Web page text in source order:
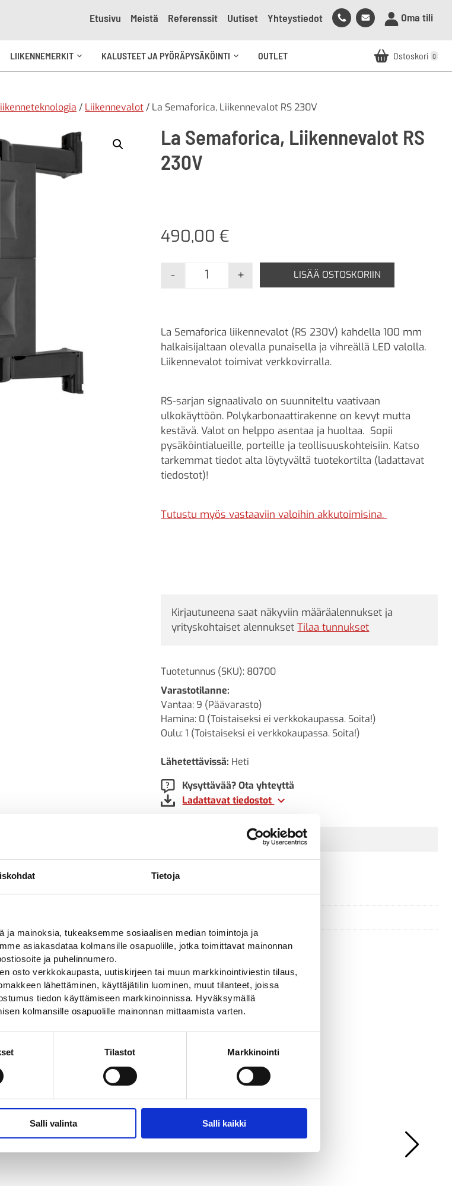
Tietoja
ja mainoksia, tukeaksemme sosiaalisen median toimintoja ja
asiakasdataa kolmansille osapuolille, jotka toimittavat mainonnan
ja puhelinnumero.
osto verkkokaupasta, uutiskirjeen tai muun markkinointiviestin tilaus,
lähettäminen, käyttäjätilin luominen, muut tilanteet, joissa
tiedon käyttämiseen markkinoinnissa. Hyväksymällä
kolmansille osapuolille mainonnan mittaamista varten.
Tilastot Markkinointi
Salli valinta Salli kaikki
Etusivu Meistä Referenssit Uutiset Yhteystiedot
Soita
meille
Lähetä
meille
Oma tili
LIIKENNEMERKIT
KALUSTEET JA PYÖRÄPYSÄKÖINTI
OUTLET Ostoskori 0
/ Liikennevalot / La Semaforica, Liikennevalot RS 230V
La Semaforica, Liikennevalot RS
230V
490,00€
La Semaforica, Liikennevalot RS 230V määrä
- + LISÄÄ OSTOSKORIIN
La Semaforica liikennevalot (RS 230V) kahdella 100 mm
halkaisijaltaan olevalla punaisella ja vihreällä LED valolla.
Liikennevalot toimivat verkkovirralla.
RS-sarjan signaalivalo on suunniteltu vaativaan
ulkokäyttöön. Polykarbonaattirakenne on kevyt mutta
kestävä. Valot on helppo asentaa ja huoltaa. Sopii
pysäköintialueille, porteille ja teollisuuskohteisiin. Katso
tarkemmat tiedot alta löytyvältä tuotekortilta (ladattavat
tiedostot)!
Tutustu myös vastaaviin valoihin akkutoimisina.
Kirjautuneena saat näkyviin määräalennukset ja
yrityskohtaiset alennuksetTilaa tunnukset
Tuotetunnus (SKU): 80700
Varastotilanne:
Vantaa: 9 (Päävarasto)
Hamina: 0 (Toistaiseksi ei verkkokaupassa. Soita!)
Oulu: 1 (Toistaiseksi ei verkkokaupassa. Soita!)
Lähetettävissä: Heti
Kysyttävää? Ota yhteyttä
Ladattavat tiedostot